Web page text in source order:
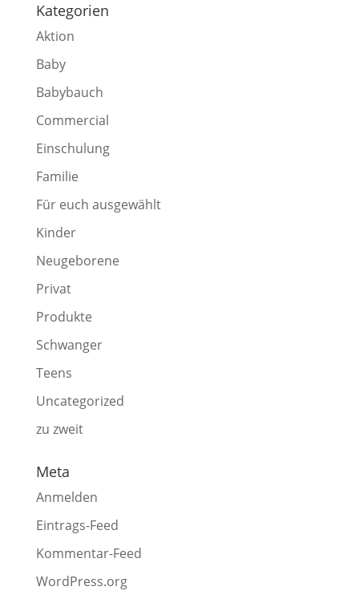
Kategorien
Aktion
Baby
Babybauch
Commercial
Einschulung
Familie
Für euch ausgewählt
Kinder
Neugeborene
Privat
Produkte
Schwanger
Teens
Uncategorized
zu zweit
Meta
Anmelden
Eintrags-Feed
Kommentar-Feed
WordPress.org